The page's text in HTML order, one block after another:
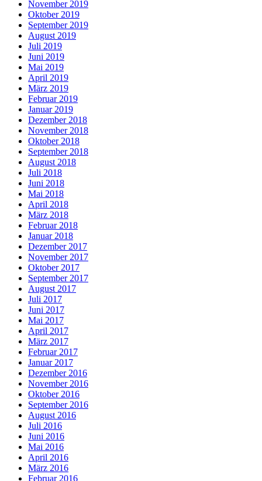
November 2019
Oktober 2019
September 2019
August 2019
Juli 2019
Juni 2019
Mai 2019
April 2019
März 2019
Februar 2019
Januar 2019
Dezember 2018
November 2018
Oktober 2018
September 2018
August 2018
Juli 2018
Juni 2018
Mai 2018
April 2018
März 2018
Februar 2018
Januar 2018
Dezember 2017
November 2017
Oktober 2017
September 2017
August 2017
Juli 2017
Juni 2017
Mai 2017
April 2017
März 2017
Februar 2017
Januar 2017
Dezember 2016
November 2016
Oktober 2016
September 2016
August 2016
Juli 2016
Juni 2016
Mai 2016
April 2016
März 2016
Februar 2016